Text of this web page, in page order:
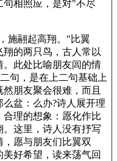
句相照应，是对"不尽
施翮起高翔。"比翼
的两只鸟，古人常以
。此处比喻朋友闾的情
句，是在上二句基础上
朋友聚会很难，而且
盆：么办?诗人展开理
理的想象：愿化作比
这里，诗人没有抒写
愿与朋友们比翼双
好希望，读来荡气回